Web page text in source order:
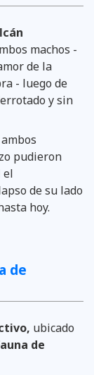
machos -
de la
- luego de
y sin
pudieron
el
de su lado
hoy.
de
ubicado
de